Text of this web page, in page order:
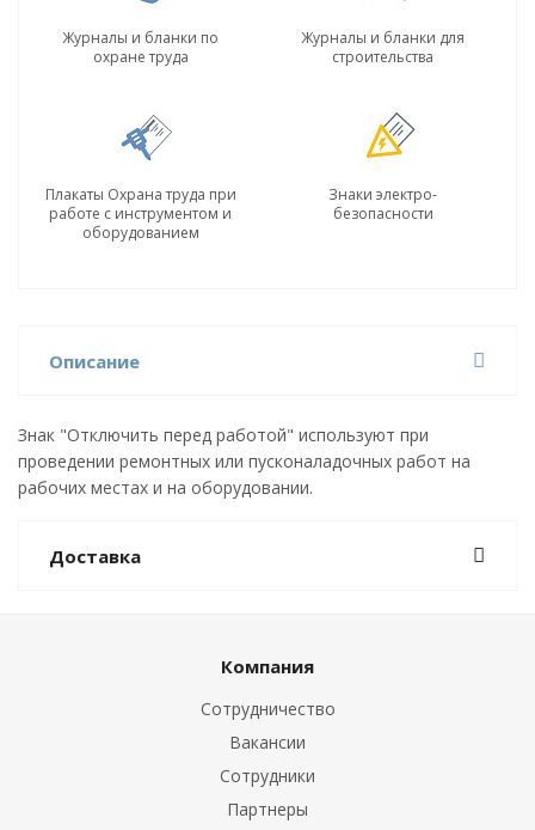
Журналы и бланки по
охране труда
Журналы и бланки для
строительства
Плакаты Охрана труда при
работе с инструментом и
оборудованием
Знаки электро-
безопасности
Описание
Знак "Отключить перед работой" используют при
проведении ремонтных или пусконаладочных работ на
рабочих местах и на оборудовании.
Доставка
Компания
Сотрудничество
Вакансии
Сотрудники
Партнеры